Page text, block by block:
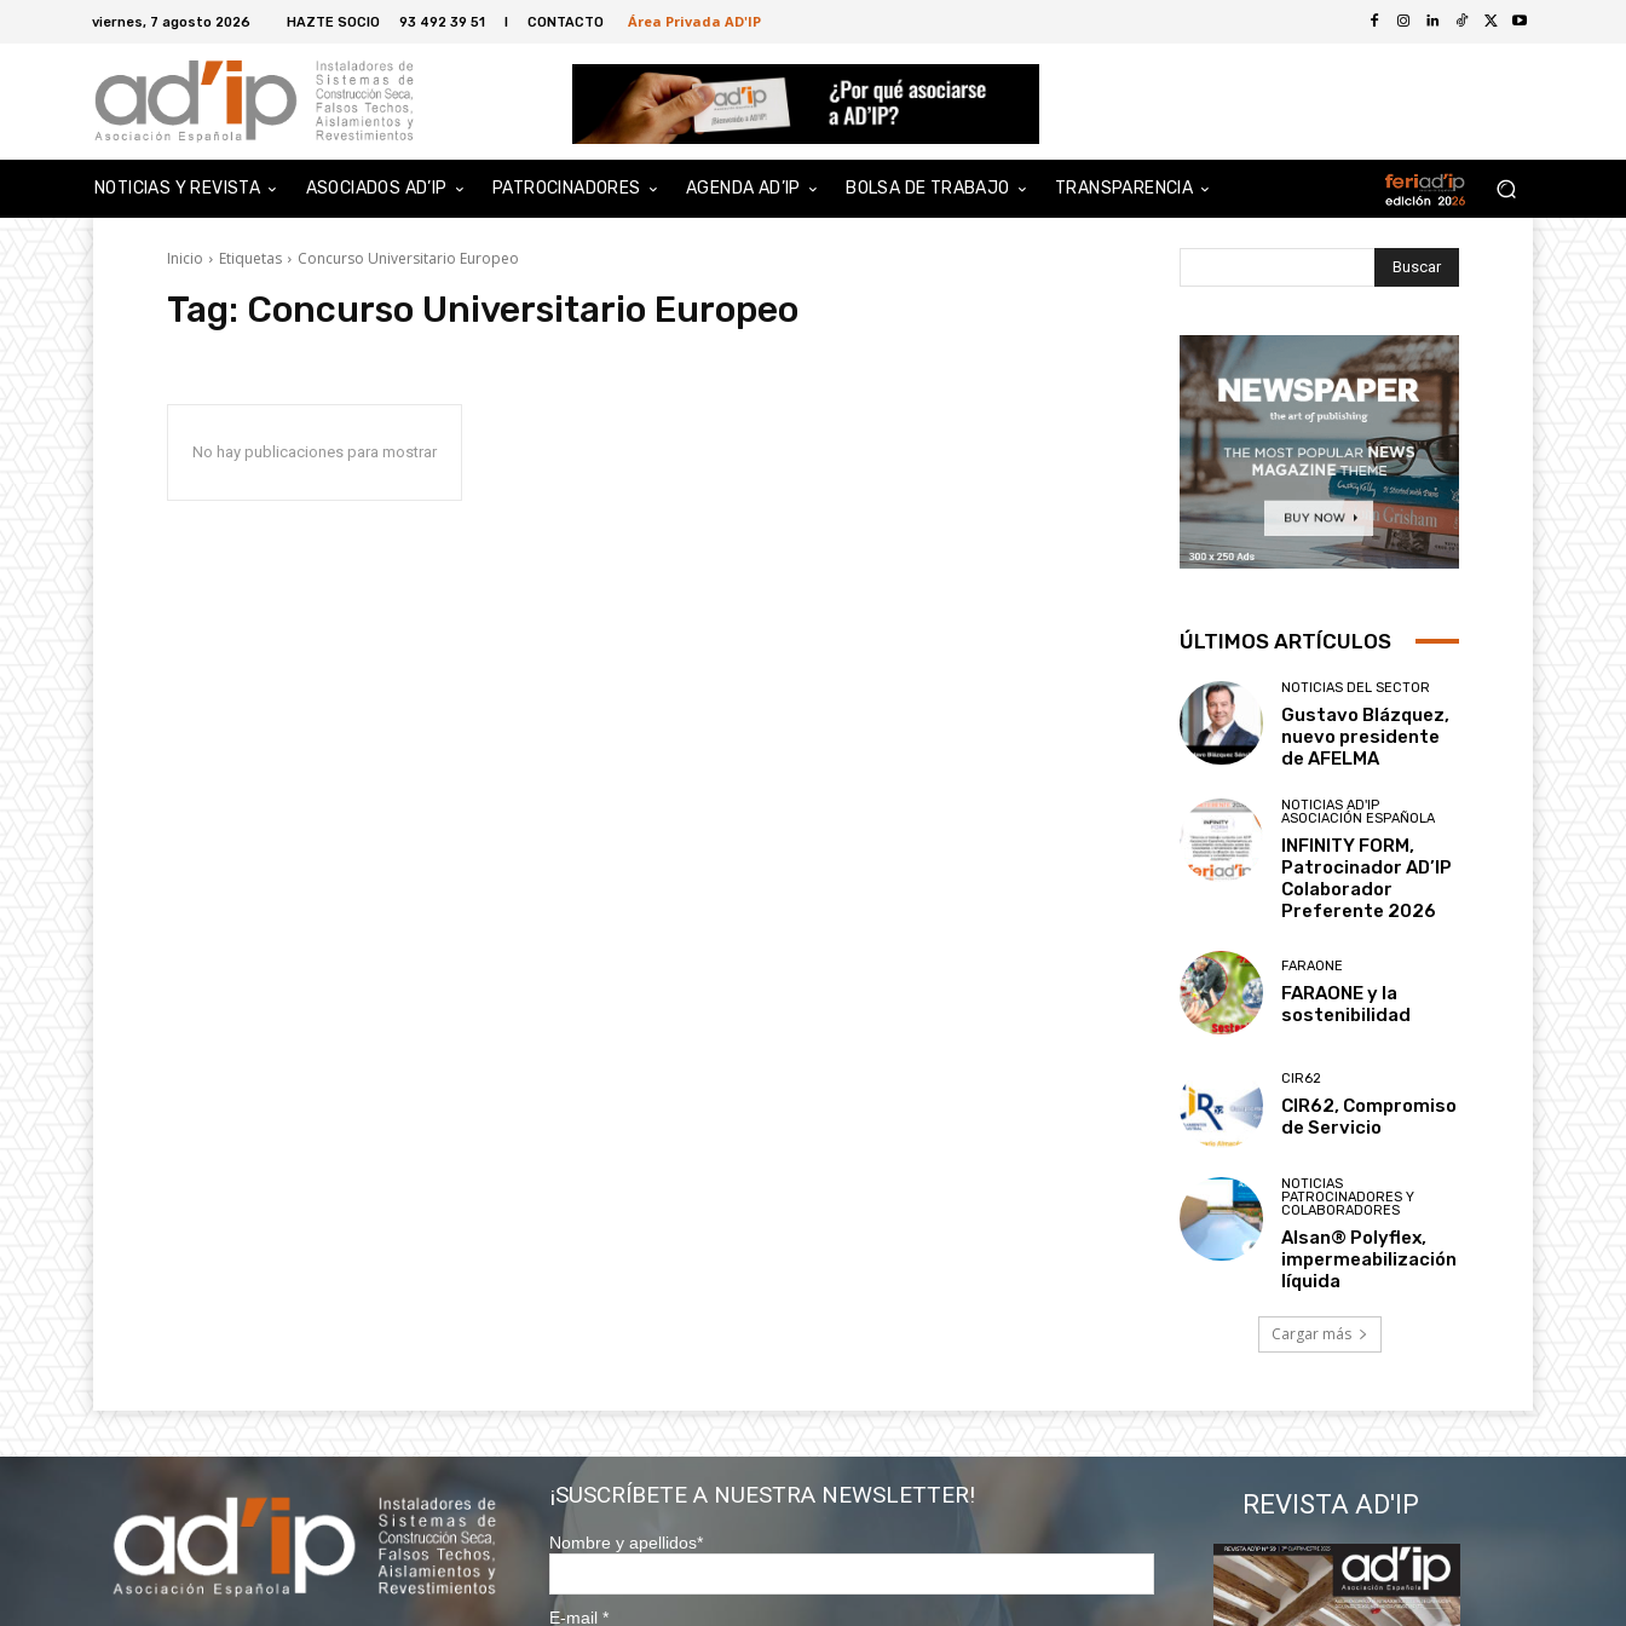
viernes, 7 agosto 2026 HAZTE SOCIO 93 492 39 51 I CONTACTO Área Privada AD'IP
NOTICIAS Y REVISTA ASOCIADOS AD’IP PATROCINADORES AGENDA AD’IP BOLSA DE TRABAJO TRANSPARENCIA
Inicio Etiquetas Concurso Universitario Europeo
Tag: Concurso Universitario Europeo
No hay publicaciones para mostrar
Buscar
ÚLTIMOS ARTÍCULOS
NOTICIAS DEL SECTOR
Gustavo Blázquez,
nuevo presidente
de AFELMA
NOTICIAS AD'IP
ASOCIACIÓN ESPAÑOLA
INFINITY FORM,
Patrocinador AD’IP
Colaborador
Preferente 2026
FARAONE
FARAONE y la
sostenibilidad
CIR62
CIR62, Compromiso
de Servicio
NOTICIAS
PATROCINADORES Y
COLABORADORES
Alsan® Polyflex,
impermeabilización
líquida
Cargar más
¡SUSCRÍBETE A NUESTRA NEWSLETTER!
Nombre y apellidos*
E-mail*
REVISTA AD'IP